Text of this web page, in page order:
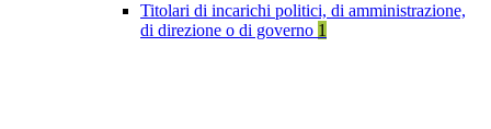
Titolari di incarichi politici, di amministrazione,
di direzione o di governo 1